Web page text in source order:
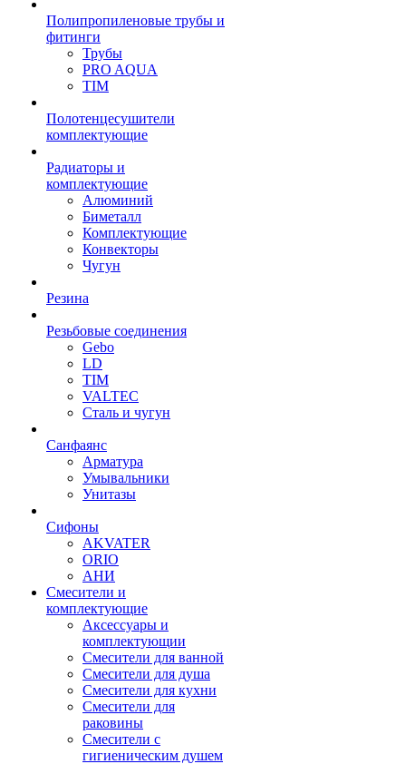
Полипропиленовые трубы и
фитинги
Трубы
PRO AQUA
TIM
Полотенцесушители
комплектующие
Радиаторы и
комплектующие
Алюминий
Биметалл
Комплектующие
Конвекторы
Чугун
Резина
Резьбовые соединения
Gebo
LD
TIM
VALTEC
Сталь и чугун
Санфаянс
Арматура
Умывальники
Унитазы
Сифоны
AKVATER
ORIO
АНИ
Смесители и
комплектующие
Аксессуары и
комплектующии
Смесители для ванной
Смесители для душа
Смесители для кухни
Смесители для
раковины
Смесители с
гигиеническим душем